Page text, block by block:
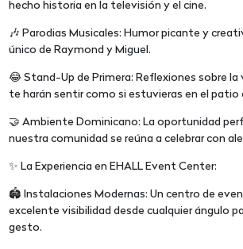
hecho historia en la televisión y el cine.
🎶 Parodias Musicales: Humor picante y
único de Raymond y Miguel.
😂 Stand-Up de Primera: Reflexiones sobre la
te harán sentir como si estuvieras en el patio
🤝 Ambiente Dominicano: La oportunidad
nuestra comunidad se reúna a celebrar con
✨ La Experiencia en EHALL Event Center:
🏟️ Instalaciones Modernas: Un centro de
excelente visibilidad desde cualquier ángulo
gesto.